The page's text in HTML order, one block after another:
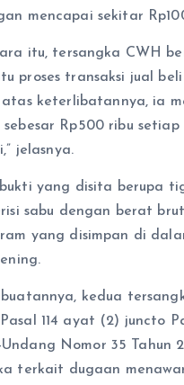
mencapai sekitar
itu, tersangka CWH
proses transaksi jual
keterlibatannya, ia
sebesar Rp500 ribu setiap
jelasnya.
yang disita berupa
sabu dengan berat
yang disimpan di
kedua
114 ayat (2) juncto
Nomor 35 Tahun
terkait dugaan